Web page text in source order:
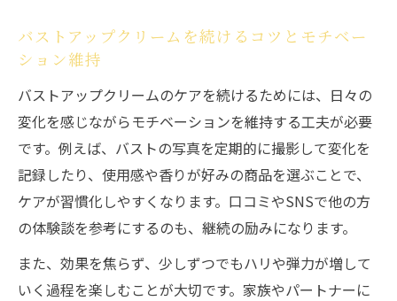
バストアップクリームを続けるコツとモチベー
ション維持
バストアップクリームのケアを続けるためには、日々の
変化を感じながらモチベーションを維持する工夫が必要
です。例えば、バストの写真を定期的に撮影して変化を
記録したり、使用感や香りが好みの商品を選ぶことで、
ケアが習慣化しやすくなります。口コミやSNSで他の方
の体験談を参考にするのも、継続の励みになります。
また、効果を焦らず、少しずつでもハリや弾力が増して
いく過程を楽しむことが大切です。家族やパートナーに